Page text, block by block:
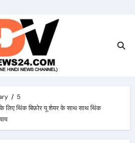
5
थिंक बिफ़ोर यू शेयर के साथ साथ थिंक